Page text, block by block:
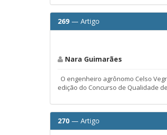
269 — Artigo
Nara Guimarães
O engenheiro agrônomo Celso
edição do Concurso de Qualidade
270 — Artigo